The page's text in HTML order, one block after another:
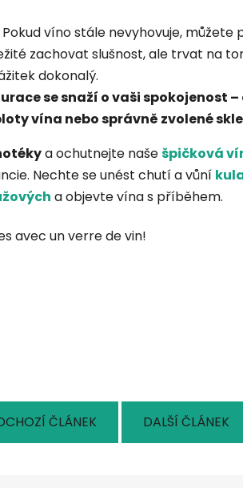
Pokud víno stále nevyhovuje, můžete
zachovat slušnost, ale trvat na
dokonalý.
se snaží o vaši spokojenost –
vína nebo správně zvolené
a ochutnejte našešpičková
Nechte se unést chutí a vůní
a objevte vína s příběhem.
avec un verre de vin!
ČLÁNEK DALŠÍ ČLÁNEK